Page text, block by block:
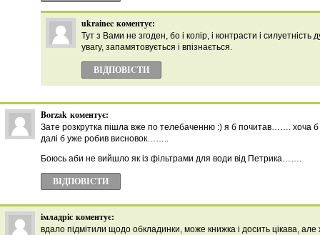
ukrainec коментує:
Тут з Вами не згоден, бо і колір, і контрасти і
увагу, запамятовується і впізнається.
ВІДПОВІCТИ
Borzak коментує:
Зате розкрутка пішла вже по телебаченню :) я б почитав……. хоча
далі б уже робив висновок……..
Боюсь аби не вийшло як із фільтрами для води від Петрика…….
ВІДПОВІCТИ
імладріс коментує:
вдало підмітили щодо обкладинки, може книжка і досить цікава, але